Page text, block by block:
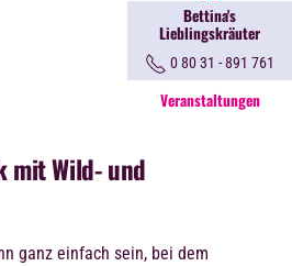
Bettina's
Lieblingskräuter
0 80 31 - 891 761
Veranstaltungen
mit Wild- und
ganz einfach sein, bei dem